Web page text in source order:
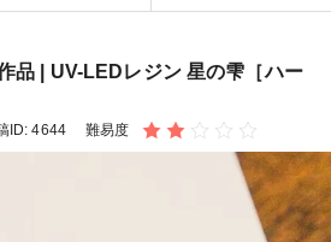
品 | UV-LEDレジン 星の雫［ハー
ID:4644 難易度